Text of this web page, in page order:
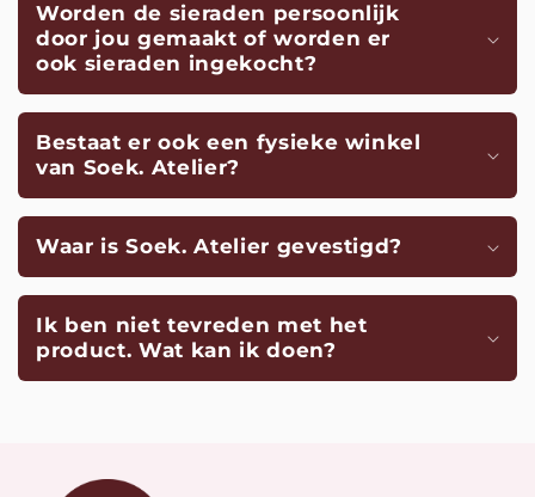
Worden de sieraden persoonlijk
door jou gemaakt of worden er
ook sieraden ingekocht?
Bestaat er ook een fysieke winkel
van Soek. Atelier?
Waar is Soek. Atelier gevestigd?
Ik ben niet tevreden met het
product. Wat kan ik doen?